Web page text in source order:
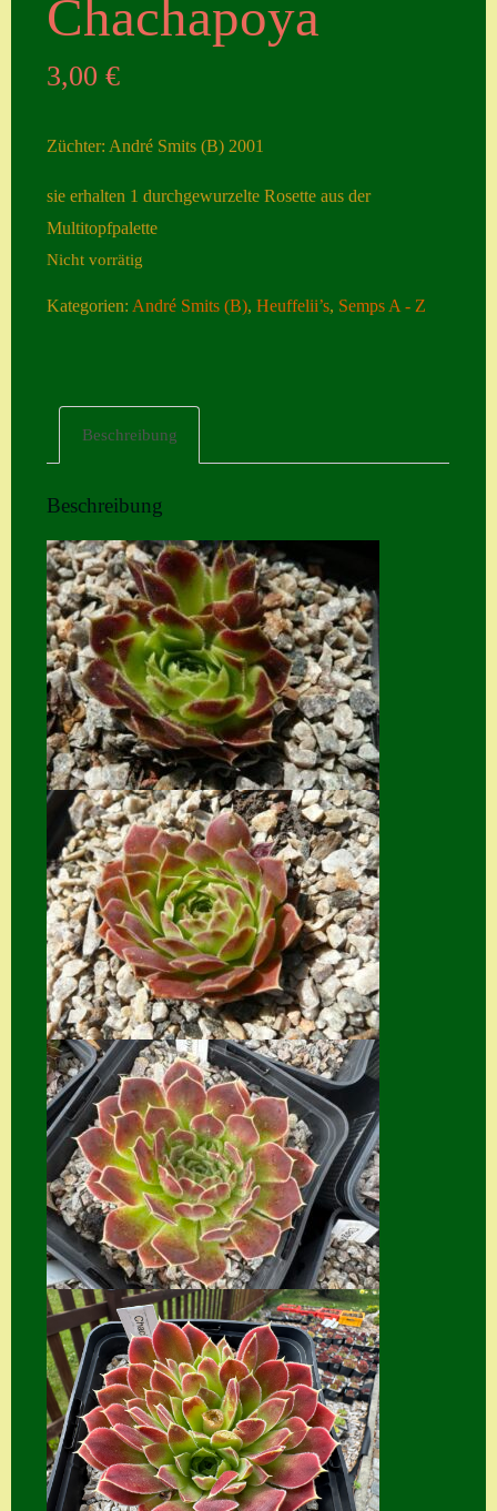
ngen
Datenschutzerklä
Impressum
Kasse
Kontakt
Mein Konto
Naturformen
S. x nixonii
Semps die ich
suche
Semps von A – Z
Shop
Suche
Sue Thomas
Translator
Versand
Versand von
Semps
Warenkorb
Warenkorb
Widerrufsbelehru
ng
Zahlung
Zahlungs- &
Versandinfos
Chachapoya
3,00€
Züchter: André Smits (B) 2001
sie erhalten 1 durchgewurzelte Rosette aus der
Multitopfpalette
Nicht vorrätig
Kategorien:André Smits (B),Heuffelii’s, Semps A - Z
Beschreibung
Beschreibung